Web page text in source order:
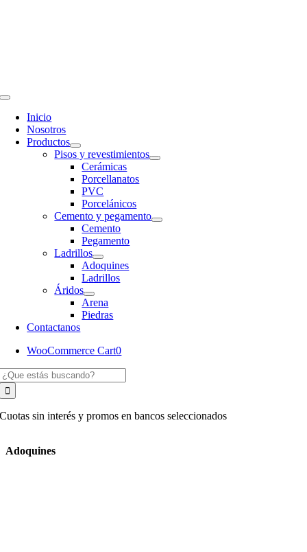
Toggle
Navigation
Inicio
Nosotros
Productos
Pisos y revestimientos
Cerámicas
Porcellanatos
PVC
Porcelánicos
Cemento y pegamento
Cemento
Pegamento
Ladrillos
Adoquines
Ladrillos
Áridos
Arena
Piedras
Contactanos
WooCommerce Cart0
Cuotas sin interés y promos en bancos seleccionados
Adoquines